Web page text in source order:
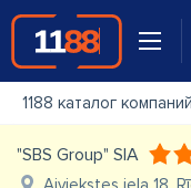
1188 каталог компаний
"SBS Group" SIA